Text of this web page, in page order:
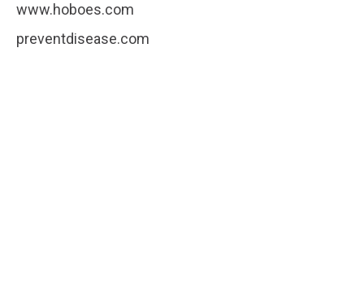
www.hoboes.com
preventdisease.com